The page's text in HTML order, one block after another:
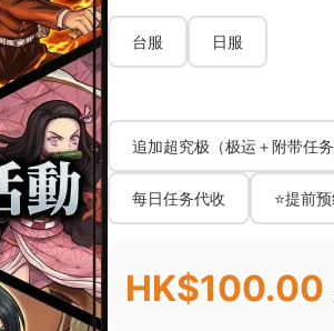
台服 日服
追加超究极（极运＋附带任务
每日任务代收 ⭐提前
HK$100.00